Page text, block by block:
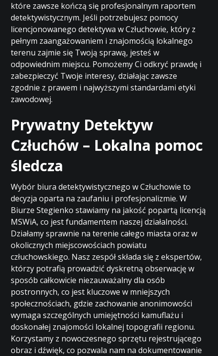
które zawsze kończą się profesjonalnym raportem
detektywistycznym. Jeśli potrzebujesz pomocy
licencjonowanego detektywa w Człuchowie, który z
pełnym zaangażowaniem i znajomością lokalnego
terenu zajmie się Twoją sprawą, jesteś w
odpowiednim miejscu. Pomożemy Ci odkryć prawdę i
zabezpieczyć Twoje interesy, działając zawsze
zgodnie z prawem i najwyższymi standardami etyki
zawodowej.
Prywatny Detektyw
Człuchów – Lokalna pomoc
śledcza
Wybór biura detektywistycznego w Człuchowie to
decyzja oparta na zaufaniu i profesjonalizmie. W
Biurze Stegienko stawiamy na jakość popartą licencją
MSWiA, co jest fundamentem naszej działalności.
Działamy sprawnie na terenie całego miasta oraz w
okolicznych miejscowościach powiatu
człuchowskiego. Nasz zespół składa się z ekspertów,
którzy potrafią prowadzić dyskretną obserwację w
sposób całkowicie niezauważalny dla osób
postronnych, co jest kluczowe w mniejszych
społecznościach, gdzie zachowanie anonimowości
wymaga szczególnych umiejętności kamuflażu i
doskonałej znajomości lokalnej topografii regionu.
Korzystamy z nowoczesnego sprzętu rejestrującego
obraz i dźwięk, co pozwala nam na dokumentowanie